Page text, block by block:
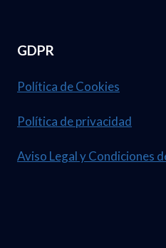
GDPR
Política de Cookies
Política de privacidad
Aviso Legal y Condiciones